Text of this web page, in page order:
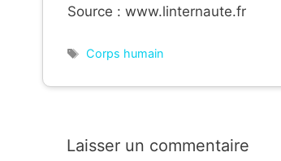
Source : www.linternaute.fr
Étiquettes
Corps humain
Laisser un commentaire